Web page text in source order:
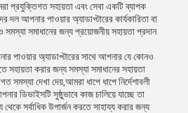
প্রযুক্তিগত সহায়তা এবং সেবা একটি ব্যাপক
দল আপনার পাওয়ার অ্যাডাপ্টারের কার্যকারিতা বা
সমস্যা সমাধানের জন্য প্রয়োজনীয় সহায়তা প্রদান
পাওয়ার অ্যাডাপ্টারের সাথে আপনার যে কোনও
সহায়তা করার জন্য সমস্যা সমাধানের সহায়তা
দেখা দেয়,আমরা ধাপে ধাপে নির্দেশাবলী
ডিভাইসটি সুষ্ঠুভাবে কাজ চালিয়ে যাচ্ছে তা
সর্বাধিক উপার্জন করতে সাহায্য করার জন্য